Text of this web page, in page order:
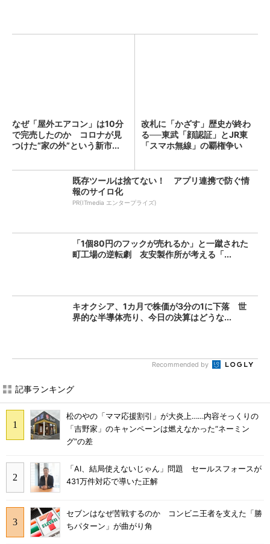
なぜ「屋外エアコン」は10分
で完売したのか コロナが見
つけた“家の外”という新市...
改札に「かざす」歴史が終わ
る──東武「顔認証」とJR東
「スマホ無線」の覇権争い
既存ツールは捨てない！ アプリ連携で防ぐ情
報のサイロ化
PR(ITmedia エンタープライズ)
「1個80円のフックが売れるか」と一蹴された
町工場の逆転劇 友安製作所が考える「...
キオクシア、1カ月で株価が3分の1に下落 世
界的な半導体売り、今日の決算はどうな...
Recommended by
記事ランキング
松のやの「ママ応援割引」が大炎上……内容そっくりの
「吉野家」のキャンペーンは燃えなかった“ネーミン
グ”の差
「AI、結局使えないじゃん」問題 セールスフォースが
431万件対応で導いた正解
セブンはなぜ苦戦するのか コンビニ王者を支えた「勝
ちパターン」が曲がり角